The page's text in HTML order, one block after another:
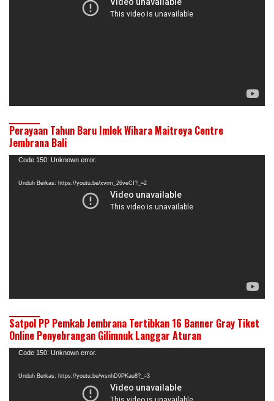
Perayaan Tahun Baru Imlek Wihara Maitreya Centre
Jembrana Bali
Pemutar
Code 150: Unknown error.
Unduh Berkas: https://youtu.be/xvrm_26veCI?_=2
Satpol PP Pemkab Jembrana Tertibkan 16 Banner Gray Tiket
Online Penyebrangan Gilimnuk Langgar Aturan
Pemutar
Code 150: Unknown error.
Unduh Berkas: https://youtu.be/wsnhD9PKau8?_=3